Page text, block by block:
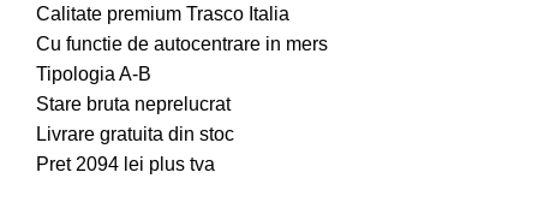
Calitate premium Trasco Italia
Cu functie de autocentrare in mers
Tipologia A-B
Stare bruta neprelucrat
Livrare gratuita din stoc
Pret 2094 lei plus tva